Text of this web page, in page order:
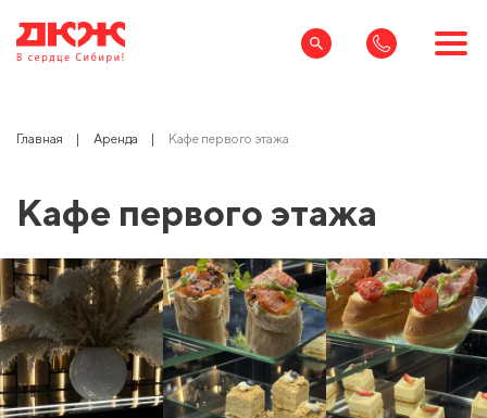
Главная Аренда Кафе первого этажа
Кафе первого этажа